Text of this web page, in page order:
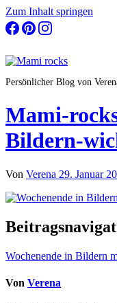
Zum Inhalt springen
Persönlicher Blog von
Mami-
Bildern-
Von Verena 29. Januar
Wochenende in Bildern
Von Verena